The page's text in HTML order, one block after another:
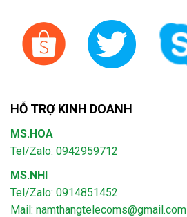
HỖ TRỢ KINH DOANH
MS.HOA
Tel/Zalo: 0942959712
MS.NHI
Tel/Zalo: 0914851452
Mail: namthangtelecoms@gmail.com